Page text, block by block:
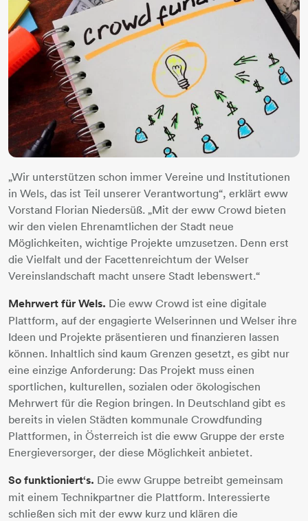
„Wir unterstützen schon immer Vereine und Institutionen
in Wels, das ist Teil unserer Verantwortung“, erklärt eww
Vorstand Florian Niedersüß. „Mit der eww Crowd bieten
wir den vielen Ehrenamtlichen der Stadt neue
Möglichkeiten, wichtige Projekte umzusetzen. Denn erst
die Vielfalt und der Facettenreichtum der Welser
Vereinslandschaft macht unsere Stadt lebenswert.“
Mehrwert für Wels. Die eww Crowd ist eine digitale
Plattform, auf der engagierte Welserinnen und Welser ihre
Ideen und Projekte präsentieren und finanzieren lassen
können. Inhaltlich sind kaum Grenzen gesetzt, es gibt nur
eine einzige Anforderung: Das Projekt muss einen
sportlichen, kulturellen, sozialen oder ökologischen
Mehrwert für die Region bringen. In Deutschland gibt es
bereits in vielen Städten kommunale Crowdfunding
Plattformen, in Österreich ist die eww Gruppe der erste
Energieversorger, der diese Möglichkeit anbietet.
So funktioniert‘s. Die eww Gruppe betreibt gemeinsam
mit einem Technikpartner die Plattform. Interessierte
schließen sich mit der eww kurz und klären die